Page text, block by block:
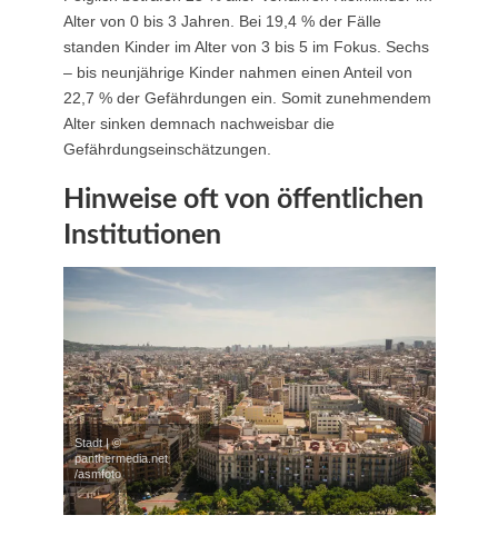
Alter von 0 bis 3 Jahren. Bei 19,4 % der Fälle
standen Kinder im Alter von 3 bis 5 im Fokus. Sechs
– bis neunjährige Kinder nahmen einen Anteil von
22,7 % der Gefährdungen ein. Somit zunehmendem
Alter sinken demnach nachweisbar die
Gefährdungseinschätzungen.
Hinweise oft von öffentlichen
Institutionen
Stadt | ©
panthermedia.net
/asmfoto